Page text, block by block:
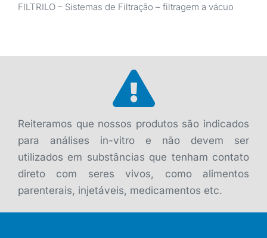
FILTRILO – Sistemas de Filtração – filtragem a vácuo
Reiteramos que nossos produtos são indicados
para análises in-vitro e não devem ser
utilizados em substâncias que tenham contato
direto com seres vivos, como alimentos
parenterais, injetáveis, medicamentos etc.